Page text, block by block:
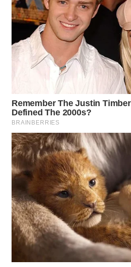
WAHANA
UMKM
WAHANA
SELEB
WAHANA
PERSONA
OTOMOTIF
WAHANA
HEALTH
WAHANA
DESA
WISATA
LAPAK